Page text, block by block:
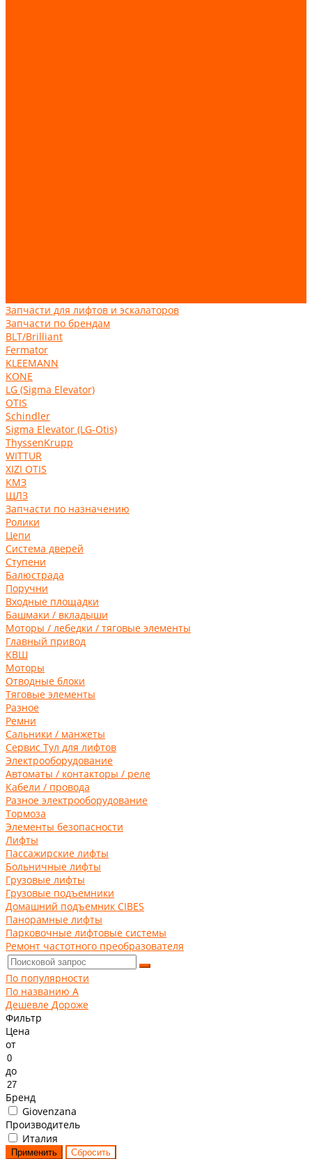
Запчасти для лифтов и эскалаторов
Запчасти по брендам
BLT/Brilliant
Fermator
KLEEMANN
KONE
LG (Sigma Elevator)
OTIS
Schindler
Sigma Elevator (LG-Otis)
ThyssenKrupp
WITTUR
XIZI OTIS
КМЗ
ЩЛЗ
Запчасти по назначению
Ролики
Цепи
Система дверей
Ступени
Балюстрада
Поручни
Входные площадки
Башмаки / вкладыши
Моторы / лебедки / тяговые элементы
Главный привод
КВШ
Моторы
Отводные блоки
Тяговые элементы
Разное
Ремни
Сальники / манжеты
Сервис Тул для лифтов
Электрооборудование
Автоматы / контакторы / реле
Кабели / провода
Разное электрооборудование
Тормоза
Элементы безопасности
Лифты
Пассажирские лифты
Больничные лифты
Грузовые лифты
Грузовые подъемники
Домашний подъемник CIBES
Панорамные лифты
Парковочные лифтовые системы
Ремонт частотного преобразователя
По популярности
По названию A
Дешевле Дороже
Фильтр
Цена
от
до
Бренд
Giovenzana
Производитель
Италия